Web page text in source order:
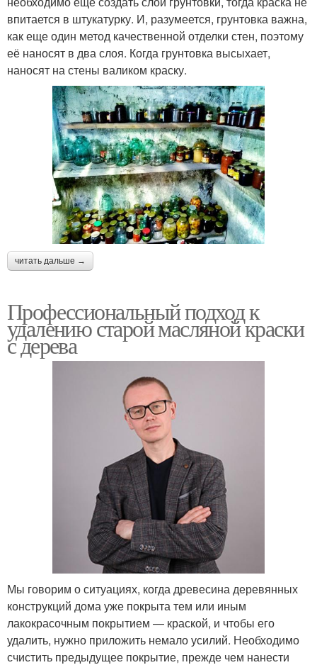
впитается в штукатурку. И, разумеется, грунтовка важна,
как еще один метод качественной отделки стен, поэтому
её наносят в два слоя. Когда грунтовка высыхает,
наносят на стены валиком краску.
читать дальше →
Профессиональный подход к
удалению старой масляной краски
с дерева
Мы говорим о ситуациях, когда древесина деревянных
конструкций дома уже покрыта тем или иным
лакокрасочным покрытием — краской, и чтобы его
удалить, нужно приложить немало усилий. Необходимо
счистить предыдущее покрытие, прежде чем нанести